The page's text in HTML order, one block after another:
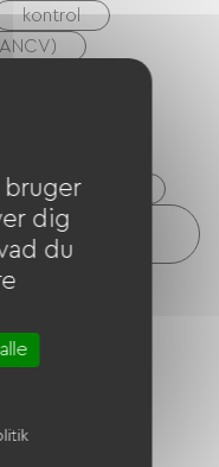
kontrol
eller betalt)
GPS-
dig
du